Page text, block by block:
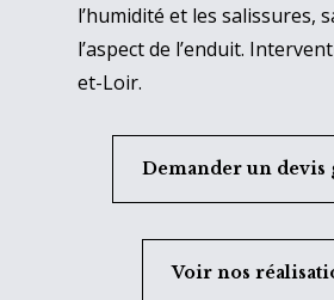
l’humidité et les salissures,
l’aspect de l’enduit.
et-Loir.
Demander un devis
Voir nos